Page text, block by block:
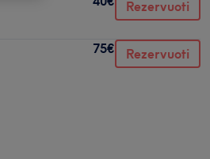
Rezervuoti
75€ Rezervuoti